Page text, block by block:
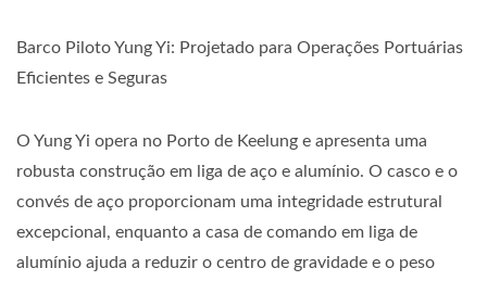
Barco Piloto Yung Yi: Projetado para Operações Portuárias
Eficientes e Seguras
O Yung Yi opera no Porto de Keelung e apresenta uma
robusta construção em liga de aço e alumínio. O casco e o
convés de aço proporcionam uma integridade estrutural
excepcional, enquanto a casa de comando em liga de
alumínio ajuda a reduzir o centro de gravidade e o peso